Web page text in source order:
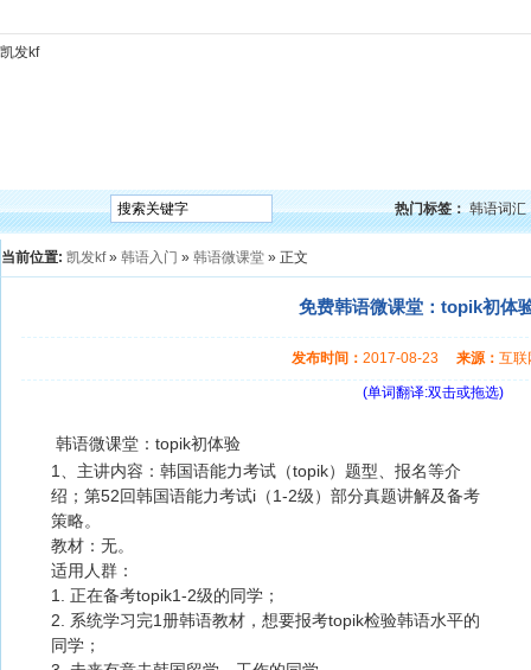
凯发kf
热门标签： 韩语词汇
当前位置: 凯发kf» 韩语入门 » 韩语微课堂 » 正文
免费韩语微课堂：topik初体
发布时间： 2017-08-23 来源： 互
(单词翻译:双击或拖选)
韩语微课堂：topik初体验
1、主讲内容：韩国语能力考试（topik）题型、报名等介
绍；第52回韩国语能力考试i（1-2级）部分真题讲解及备考
策略。
教材：无。
适用人群：
1. 正在备考topik1-2级的同学；
2. 系统学习完1册韩语教材，想要报考topik检验韩语水平的
同学；